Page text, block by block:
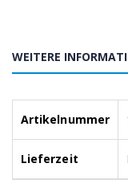
WEITERE
Artikelnummer
Lieferzeit